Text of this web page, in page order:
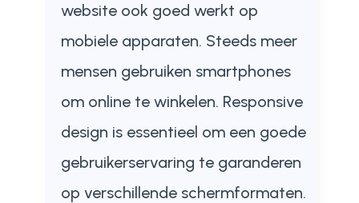
website ook goed werkt op
mobiele apparaten. Steeds meer
mensen gebruiken smartphones
om online te winkelen. Responsive
design is essentieel om een goede
gebruikerservaring te garanderen
op verschillende schermformaten.